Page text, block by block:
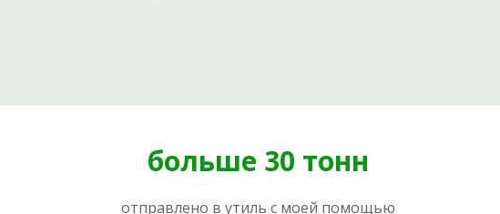
больше 30 тонн
отправлено в утиль с моей помощью